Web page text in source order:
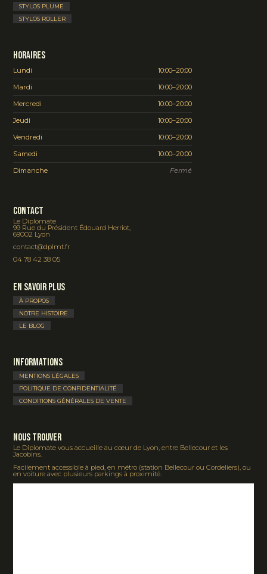
STYLOS PLUME
STYLOS ROLLER
Horaires
Lundi
10:00–20:00
Mardi
10:00–20:00
Mercredi
10:00–20:00
Jeudi
10:00–20:00
Vendredi
10:00–20:00
Samedi
10:00–20:00
Dimanche
Fermé
Contact
Le Diplomate
99 Rue du Président Édouard Herriot,
69002 Lyon
contact@dplmt.fr
04 78 42 38 05
En savoir plus
À PROPOS
NOTRE HISTOIRE
LE BLOG
Informations
MENTIONS LÉGALES
POLITIQUE DE CONFIDENTIALITÉ
CONDITIONS GÉNÉRALES DE VENTE
Nous Trouver
Le Diplomate vous accueille au cœur de Lyon, entre Bellecour et les
Jacobins.
Facilement accessible à pied, en métro (station Bellecour ou Cordeliers), ou
en voiture avec plusieurs parkings à proximité.